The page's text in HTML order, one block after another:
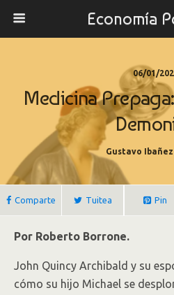
Economía
06/01/
Medicina
Gustavo
Comparte Tuitea Pin
Por Roberto Borrone.
John Quincy Archibald y su
cómo su hijo Michael se